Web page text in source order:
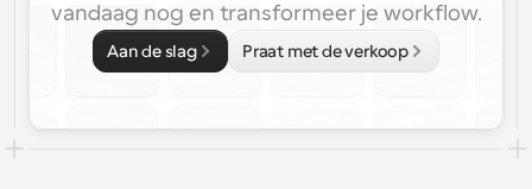
vandaag nog en transformeer je workflow.
Aan de slag Praat met de verkoop